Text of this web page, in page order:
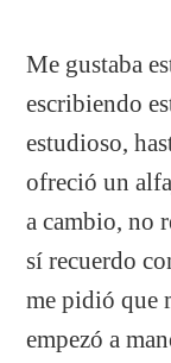
Me gustaba
escribiendo
estudioso,
ofreció un
a cambio, no
sí recuerdo
me pidió que
empezó a